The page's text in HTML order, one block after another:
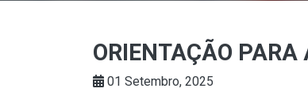
ORIENTAÇÃO
01 Setembro, 2025